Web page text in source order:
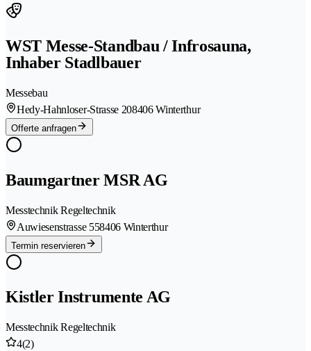
WST Messe-Standbau / Infrosauna,
Inhaber Stadlbauer
Messebau
Hedy-Hahnloser-Strasse 208406 Winterthur
Offerte anfragen
Baumgartner MSR AG
Messtechnik Regeltechnik
Auwiesenstrasse 558406 Winterthur
Termin reservieren
Kistler Instrumente AG
Messtechnik Regeltechnik
4(2)